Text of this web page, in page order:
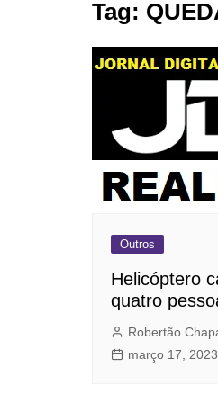
Tag:
Outros
Helicóptero
quatro
Robertão
março 17, 2023